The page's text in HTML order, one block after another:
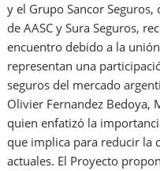
y el Grupo Sancor
de AASC y Sura Seguros,
encuentro debido a la
representan una
seguros del mercado
Olivier Fernandez Bedoya,
quien enfatizó la
que implica para reducir la
actuales. El Proyecto